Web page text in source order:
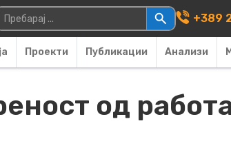
Main
за: +389
Проекти Публикации Анализи
од